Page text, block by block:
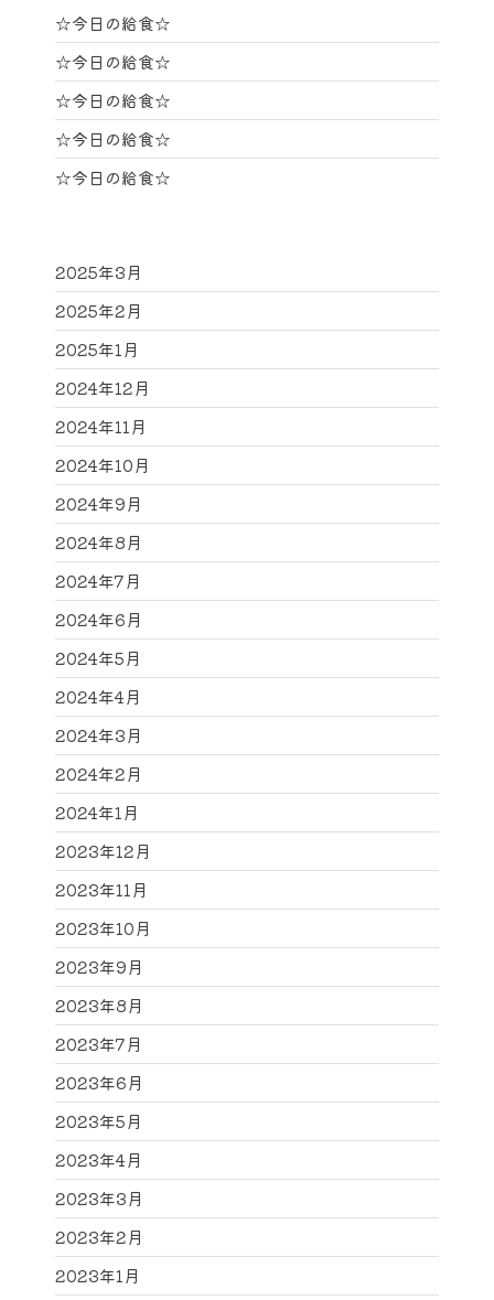
☆今日の給食☆
☆今日の給食☆
☆今日の給食☆
☆今日の給食☆
☆今日の給食☆
2025年3月
2025年2月
2025年1月
2024年12月
2024年11月
2024年10月
2024年9月
2024年8月
2024年7月
2024年6月
2024年5月
2024年4月
2024年3月
2024年2月
2024年1月
2023年12月
2023年11月
2023年10月
2023年9月
2023年8月
2023年7月
2023年6月
2023年5月
2023年4月
2023年3月
2023年2月
2023年1月